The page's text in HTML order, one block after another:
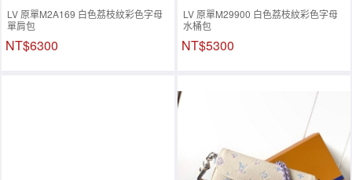
LV 原單M2A169 白色荔枝紋彩色字母
單肩包
NT$6300
LV 原單M29900 白色荔枝紋彩色字母
水桶包
NT$5300